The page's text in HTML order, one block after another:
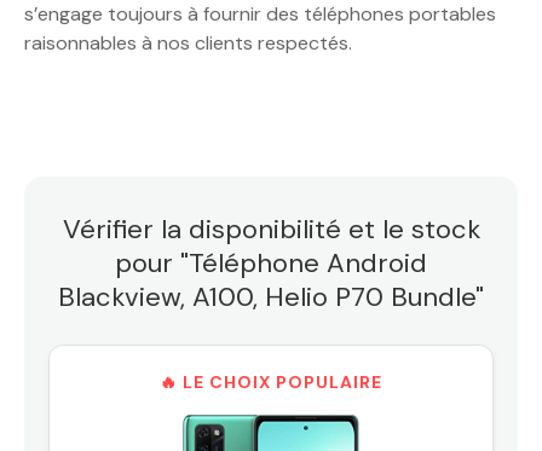
s’engage toujours à fournir des téléphones portables
raisonnables à nos clients respectés.
Vérifier la disponibilité et le stock
pour "Téléphone Android
Blackview, A100, Helio P70 Bundle"
🔥 LE CHOIX POPULAIRE